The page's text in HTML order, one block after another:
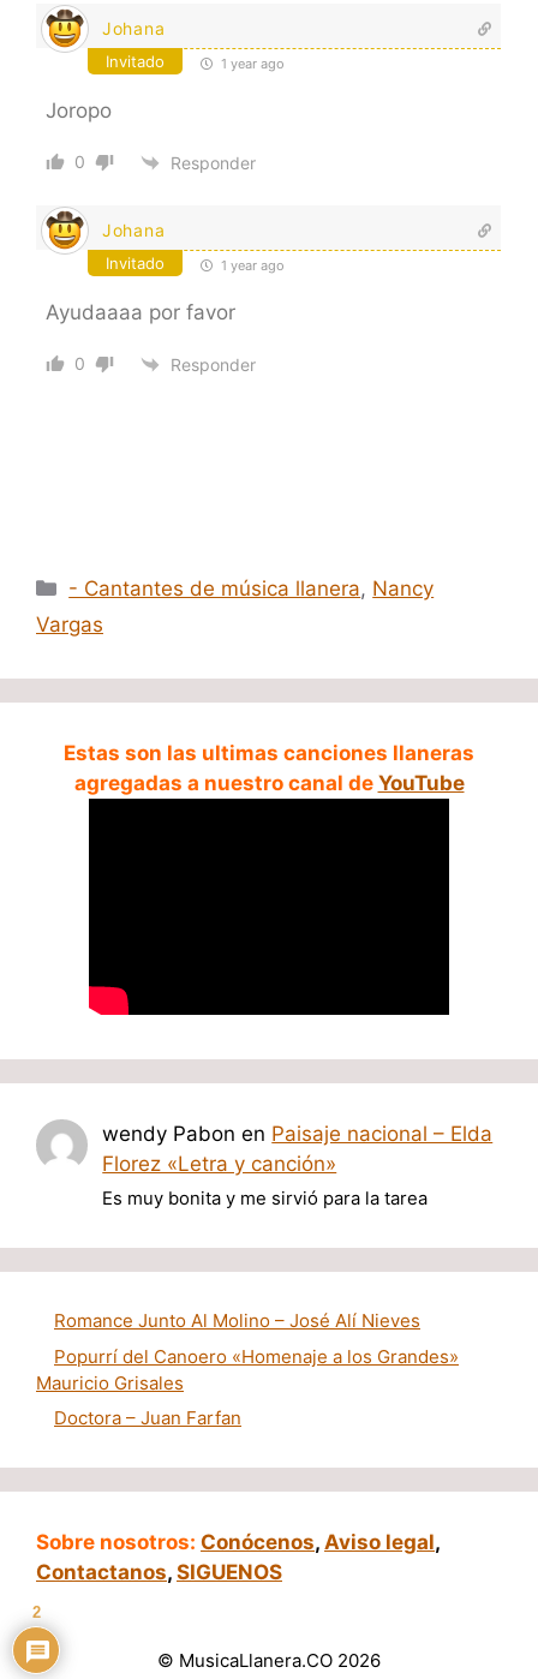
Johana
Invitado 1 year ago
Joropo
0 Responder
Johana
Invitado 1 year ago
Ayudaaaa por favor
0 Responder
Categorías
- Cantantes de música llanera, Nancy
Vargas
Estas son las ultimas canciones llaneras
agregadas a nuestro canal de YouTube
wendy Pabon en Paisaje nacional – Elda
Florez «Letra y canción»
Es muy bonita y me sirvió para la tarea
Romance Junto Al Molino – José Alí Nieves
Popurrí del Canoero «Homenaje a los Grandes»
Mauricio Grisales
Doctora – Juan Farfan
Sobre nosotros: Conócenos, Aviso legal,
Contactanos, SIGUENOS
© MusicaLlanera.CO 2026
2